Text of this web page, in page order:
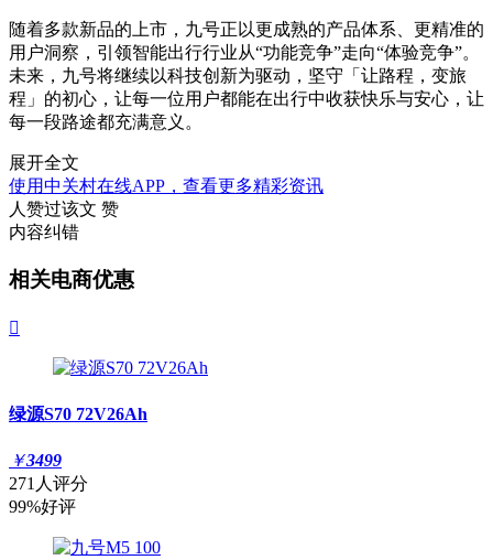
随着多款新品的上市，九号正以更成熟的产品体系、更精准的
用户洞察，引领智能出行行业从“功能竞争”走向“体验竞争”。
未来，九号将继续以科技创新为驱动，坚守「让路程，变旅
程」的初心，让每一位用户都能在出行中收获快乐与安心，让
每一段路途都充满意义。
展开全文
使用中关村在线APP，查看更多精彩资讯
人赞过该文 赞
内容纠错
相关电商优惠

绿源S70 72V26Ah
￥3499
271人评分
99%好评